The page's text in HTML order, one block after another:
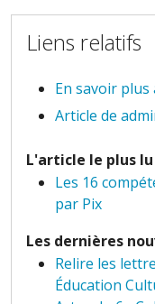
Liens relatifs
En savoir plus
Article de
L'article le plus
Les 16
par Pix
Les dernières
Relire les
Éducation